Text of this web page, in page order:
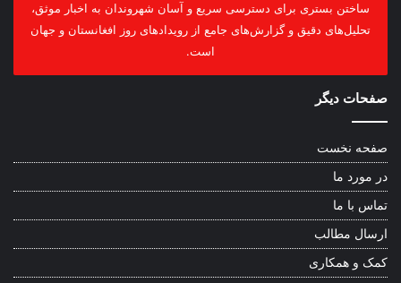
ساختن بستری برای دسترسی سریع و آسان شهروندان به اخبار موثق،
تحلیل‌های دقیق و گزارش‌های جامع از رویدادهای روز افغانستان و جهان
است.
صفحات دیگر
صفحه نخست
در مورد ما
تماس با ما
ارسال مطالب
کمک و همکاری